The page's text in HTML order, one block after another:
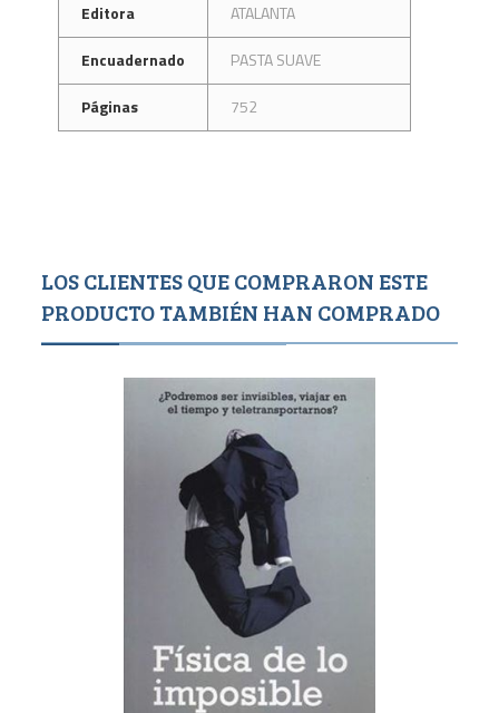
Editora
ATALANTA
Encuadernado
PASTA SUAVE
Páginas
752
LOS CLIENTES QUE COMPRARON ESTE
PRODUCTO TAMBIÉN HAN COMPRADO
Agotado